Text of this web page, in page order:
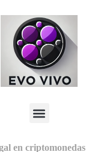
en criptomonedas